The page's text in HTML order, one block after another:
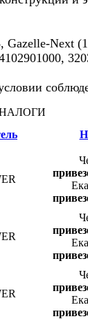
Gazelle-Next